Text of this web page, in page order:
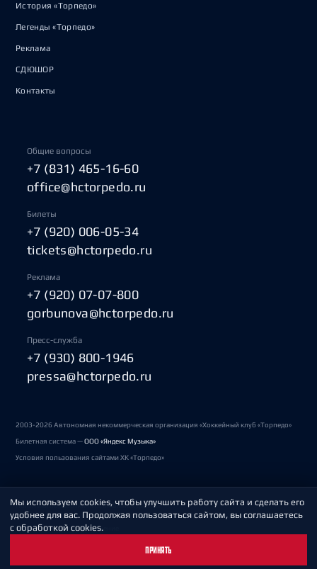
История «Торпедо»
Легенды «Торпедо»
Реклама
СДЮШОР
Контакты
Общие вопросы
+7 (831) 465-16-60
office@hctorpedo.ru
Билеты
+7 (920) 006-05-34
tickets@hctorpedo.ru
Реклама
+7 (920) 07-07-800
gorbunova@hctorpedo.ru
Пресс-служба
+7 (930) 800-1946
pressa@hctorpedo.ru
2003-2026 Автономная некоммерческая организация «Хоккейный клуб «Торпедо»
Билетная система —ООО «Яндекс Музыка»
Условия пользования сайтами ХК «Торпедо»
Политика обработки персональных данных
Пользовательское соглашение
Мы используем cookies, чтобы улучшить работу сайта и сделать его
удобнее для вас. Продолжая пользоваться сайтом, вы соглашаетесь
с обработкой cookies.
ПРИНЯТЬ